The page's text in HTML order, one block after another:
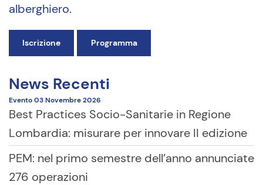
alberghiero.
Iscrizione Programma
News Recenti
Evento03 Novembre2026
Best Practices Socio-Sanitarie in Regione
Lombardia: misurare per innovare II edizione
PEM: nel primo semestre dell’anno annunciate
276 operazioni